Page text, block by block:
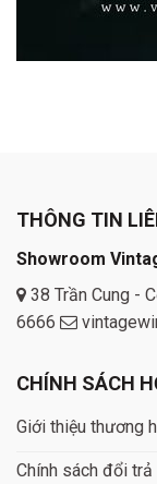
THÔNG TIN
Showroom
38 Trần Cung -
6666
CHÍNH SÁCH
Giới thiệu thương
Chính sách đổi trả